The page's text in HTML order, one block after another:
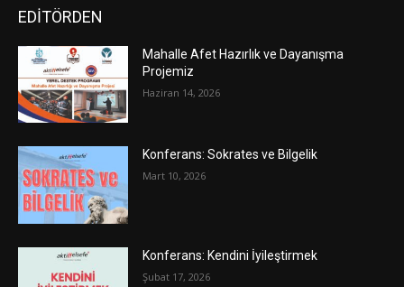
EDİTÖRDEN
Mahalle Afet Hazırlık ve Dayanışma
Projemiz
Haziran 14, 2026
Konferans: Sokrates ve Bilgelik
Mart 10, 2026
Konferans: Kendini İyileştirmek
Şubat 17, 2026